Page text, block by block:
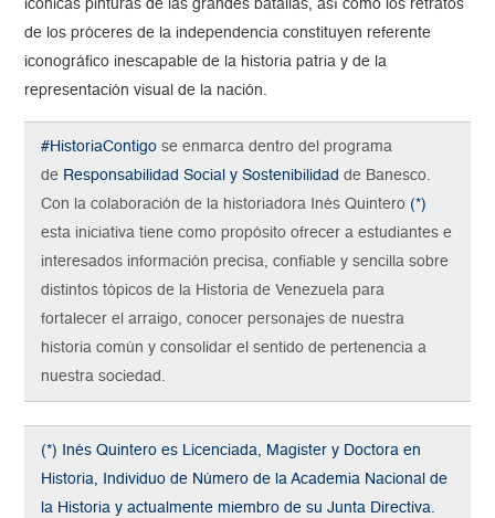
icónicas pinturas de las grandes batallas, así como los retratos
de los próceres de la independencia constituyen referente
iconográfico inescapable de la historia patria y de la
representación visual de la nación.
#HistoriaContigo se enmarca dentro del programa
de Responsabilidad Social y Sostenibilidad de Banesco.
Con la colaboración de la historiadora Inés Quintero (*)
esta iniciativa tiene como propósito ofrecer a estudiantes e
interesados información precisa, confiable y sencilla sobre
distintos tópicos de la Historia de Venezuela para
fortalecer el arraigo, conocer personajes de nuestra
historia común y consolidar el sentido de pertenencia a
nuestra sociedad.
(*) Inés Quintero es Licenciada, Magister y Doctora en
Historia, Individuo de Número de la Academia Nacional de
la Historia y actualmente miembro de su Junta Directiva.